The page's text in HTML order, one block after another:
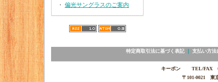
・ 偏光サングラスのご案内
特定商取引法に基づく表記｜ 支払い方法
キーポン TEL/FAX
〒101-0021 東